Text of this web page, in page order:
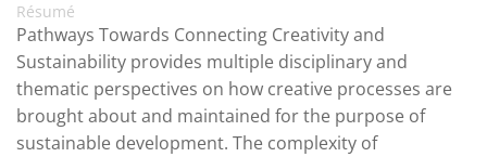
Résumé
Pathways Towards Connecting Creativity and
Sustainability provides multiple disciplinary and
thematic perspectives on how creative processes are
brought about and maintained for the purpose of
sustainable development. The complexity of